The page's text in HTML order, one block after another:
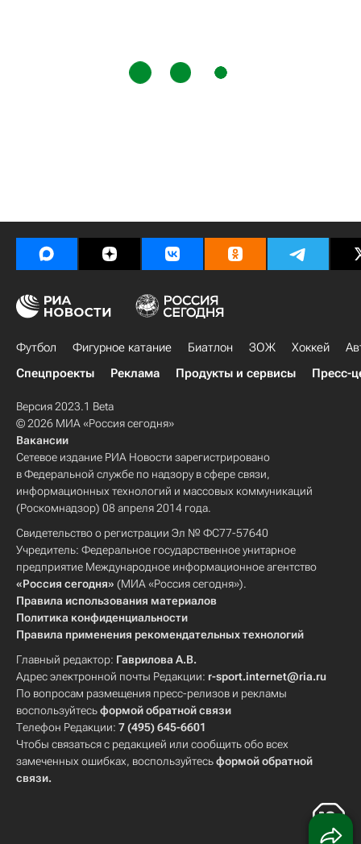
Футбол Фигурное катание Биатлон ЗОЖ Хоккей
Спецпроекты
Реклама Продукты и сервисы Пресс-
Версия 2023.1 Beta
© 2026 МИА «Россия сегодня»
Вакансии
Сетевое издание РИА Новости зарегистрировано
в Федеральной службе по надзору в сфере связи,
информационных технологий и массовых коммуникаций
(Роскомнадзор) 08 апреля 2014 года.
Свидетельство о регистрации Эл № ФС77-57640
Учредитель: Федеральное государственное унитарное
предприятие Международное информационное агентство
«Россия сегодня» (МИА «Россия сегодня»).
Правила использования материалов
Политика конфиденциальности
Правила применения рекомендательных технологий
Главный редактор: Гаврилова А.В.
Адрес электронной почты Редакции: r-sport.internet@ria.ru
По вопросам размещения пресс-релизов и рекламы
воспользуйтесьформой обратной связи
Телефон Редакции: 7 (495) 645-6601
Чтобы связаться с редакцией или сообщить обо всех
замеченных ошибках, воспользуйтесьформой обратной
связи.